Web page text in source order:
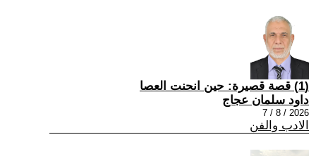
(1) قصة قصيرة: حين انحنت العصا
داود سلمان عجاج
2026 / 8 / 7
الادب والفن